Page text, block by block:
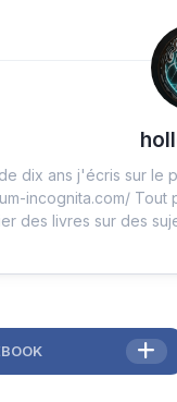
dix ans j'écris sur le
incognita.com/
des livres sur des